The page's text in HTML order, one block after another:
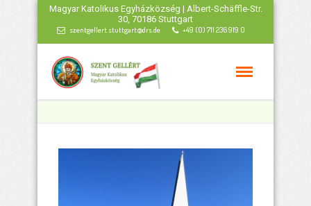
Magyar Katolikus Egyházközség | Albert-Schäffle-Str.
30, 70186 Stuttgart
szentgellert.stuttgart@drs.de +49 (0) 711 236 919 0